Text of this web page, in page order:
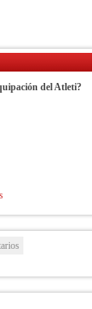
del Atleti?